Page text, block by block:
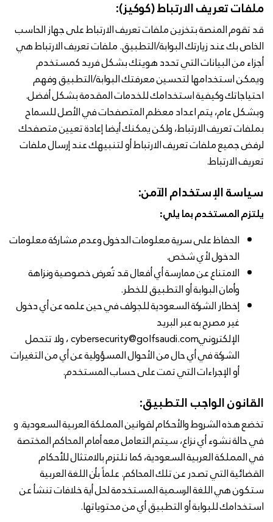
ملفات تعريف الارتباط (كوكيز):
قد تقوم المنصة بتخزين ملفات تعريف الارتباط على جهاز الحاسب
الخاص بك عند زيارتك البوابة/التطبيق. ملفات تعريف الارتباط هي
أجزاء من البيانات التي تحدد هويتك بشكل فريد كمستخدم
ويمكن استخدامها لتحسين معرفتك البوابة/التطبيق وفهم
احتياجاتك وكيفية استخدامك للخدمات المقدمة بشكل أفضل.
وبشكل عام، يتم اعداد معظم المتصفحات في الأصل للسماح
بملفات تعريف الارتباط، ولكن يمكنك أيضا إعادة تعيين متصفحك
لرفض جميع ملفات تعريف الارتباط أو لتنبيهك عند إرسال ملفات
تعريف الارتباط.
سياسة الإستخدام الآمن:
يلتزم المستخدم بما يلي:
الحفاظ على سرية معلومات الدخول وعدم مشاركة معلومات
الدخول لأي شخص.
الامتناع عن ممارسة أي أفعال قد تُعرض خصوصية ونزاهة
وأمان البوابة أو التطبيق للخطر.
إخطار الشركة السعودية للجولف في حين علمه عن أي دخول
غير مصرح به عبر البريد
الإلكترونيcybersecurity@golfsaudi.com، ولا تتحمل
الشركة في أي حال من الأحوال المسؤولية عن أي من التغيرات
أو الإجراءات التي تمت على حساب المستخدم.
القانون الواجب التطبيق:
تخضع هذه الشروط والأحكام لقوانين المملكة العربية السعودية. و
في حالة نشوء أي نزاع، سيتم التعامل معه أمام المحاكم المختصة
في المملكة العربية السعودية، كما نلتزم بالامتثال للأحكام
القضائية التي تصدر عن تلك المحاكم. علماً بأن اللغة العربية
ستكون هي اللغة الرسمية المستخدمة لحل أية خلافات تنشأ عن
استخدامك للبوابة أو التطبيق أي من محتوياتها.